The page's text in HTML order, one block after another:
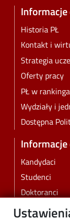
Informacje
Historia PŁ
Kontakt i
Strategia
Oferty pracy
PŁ w
Wydziały i
Dostępna
Informacje
Kandydaci
Studenci
Doktoranci
Pracownicy